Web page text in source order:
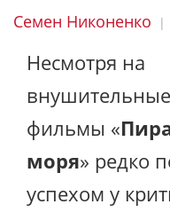
Семен Никоненко |
Несмотря на
фильмы «
моря» редко
успехом у